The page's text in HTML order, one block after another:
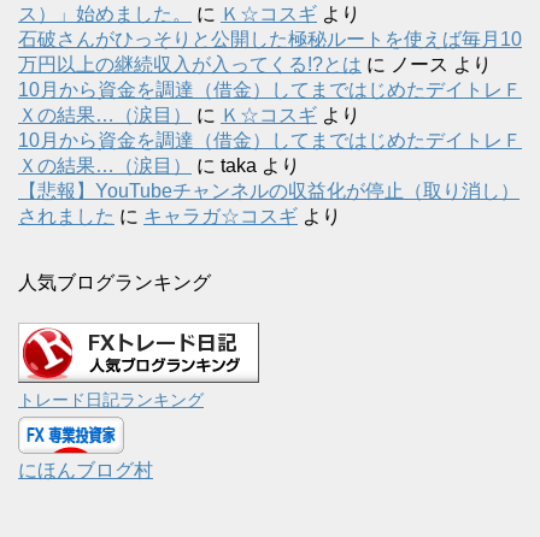
ス）」始めました。
に Ｋ☆コスギ より
石破さんがひっそりと公開した極秘ルートを使えば毎月10
万円以上の継続収入が入ってくる!?とは に ノース より
10月から資金を調達（借金）してまではじめたデイトレＦ
Ｘの結果…（涙目）
に Ｋ☆コスギ より
10月から資金を調達（借金）してまではじめたデイトレＦ
Ｘの結果…（涙目）
に taka より
【悲報】YouTubeチャンネルの収益化が停止（取り消し）
されました に キャラガ☆コスギ より
人気ブログランキング
トレード日記ランキング
にほんブログ村